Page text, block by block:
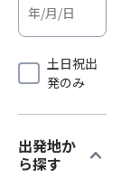
土日祝出
発のみ
出発地か
ら探す
expand_more